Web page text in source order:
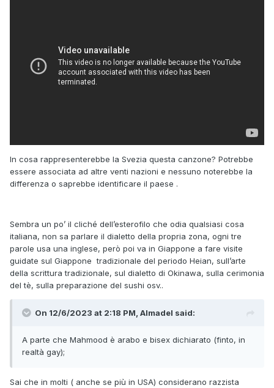
In cosa rappresenterebbe la Svezia questa canzone? Potrebbe
essere associata ad altre venti nazioni e nessuno noterebbe la
differenza o saprebbe identificare il paese .
Sembra un po’ il cliché dell’esterofilo che odia qualsiasi cosa
italiana, non sa parlare il dialetto della propria zona, ogni tre
parole usa una inglese, però poi va in Giappone a fare visite
guidate sul Giappone tradizionale del periodo Heian, sull’arte
della scrittura tradizionale, sul dialetto di Okinawa, sulla cerimonia
del tè, sulla preparazione del sushi osv..
On 12/6/2023 at 2:18 PM, Almadel said:
A parte che Mahmood è arabo e bisex dichiarato (finto, in
realtà gay);
Sai che in molti ( anche se più in USA) considerano razzista